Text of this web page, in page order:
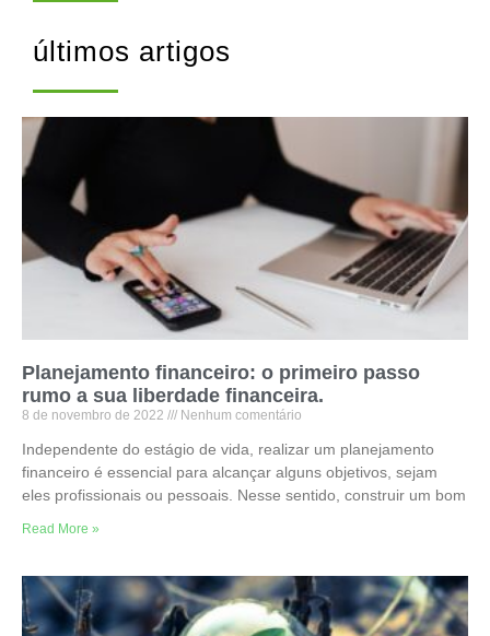
últimos artigos
Planejamento financeiro: o primeiro passo
rumo a sua liberdade financeira.
8 de novembro de 2022 Nenhum comentário
Independente do estágio de vida, realizar um planejamento
financeiro é essencial para alcançar alguns objetivos, sejam
eles profissionais ou pessoais. Nesse sentido, construir um bom
Read More »